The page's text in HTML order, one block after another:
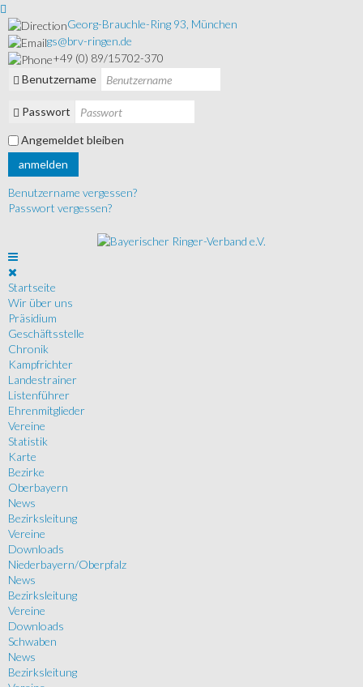
Georg-Brauchle-Ring 93, München
gs@brv-ringen.de
+49 (0) 89/15702-370
Benutzername
Passwort
Angemeldet bleiben
anmelden
Benutzername vergessen?
Passwort vergessen?
Startseite
Wir über uns
Präsidium
Geschäftsstelle
Chronik
Kampfrichter
Landestrainer
Listenführer
Ehrenmitglieder
Vereine
Statistik
Karte
Bezirke
Oberbayern
News
Bezirksleitung
Vereine
Downloads
Niederbayern/Oberpfalz
News
Bezirksleitung
Vereine
Downloads
Schwaben
News
Bezirksleitung